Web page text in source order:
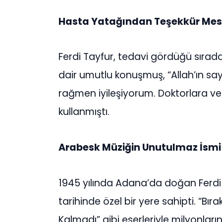
Hasta Yatağından Teşekkür
Ferdi Tayfur, tedavi gördüğü
dair umutlu konuşmuş, “Allah’ın
rağmen iyileşiyorum. Doktorlara
kullanmıştı.
Arabesk Müziğin Unutulmaz İsmi
1945 yılında Adana’da doğan
tarihinde özel bir yere sahipti.